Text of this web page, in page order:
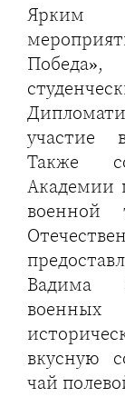
Ярким
участие
Также
Академии
военной
Вадима
вкусную
чай